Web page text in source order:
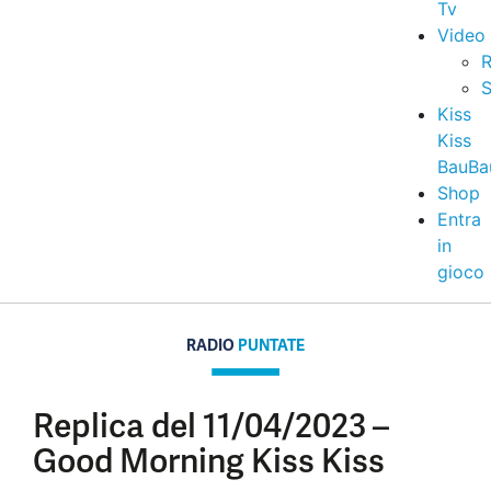
Tv
Video
Kiss
Kiss
Shop
Entra
in
gioco
RADIO PUNTATE
Replica del 11/04/2023 –
Good Morning Kiss Kiss